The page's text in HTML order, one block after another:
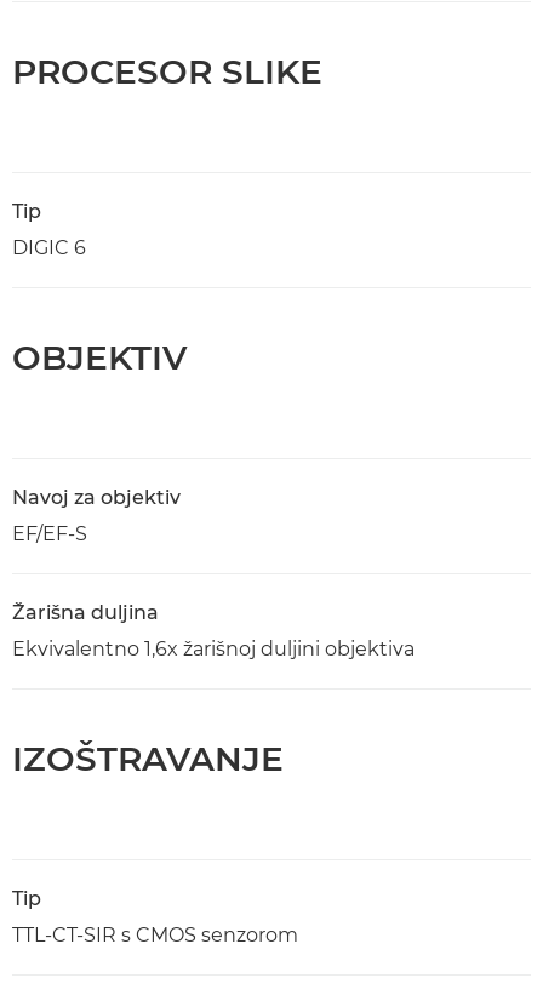
PROCESOR SLIKE
Tip
DIGIC 6
OBJEKTIV
Navoj za objektiv
EF/EF-S
Žarišna duljina
Ekvivalentno 1,6x žarišnoj duljini objektiva
IZOŠTRAVANJE
Tip
TTL-CT-SIR s CMOS senzorom